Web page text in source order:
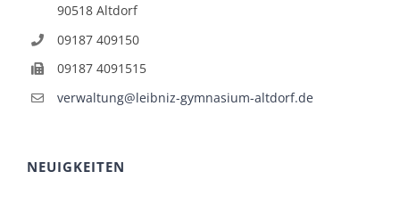
90518 Altdorf
09187 409150
09187 4091515
verwaltung@leibniz-gymnasium-altdorf.de
NEUIGKEITEN